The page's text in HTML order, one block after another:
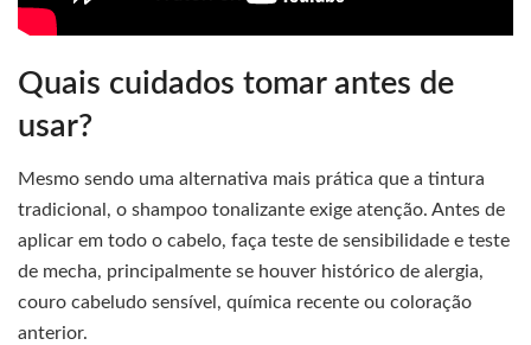
Quais cuidados tomar antes de
usar?
Mesmo sendo uma alternativa mais prática que a tintura
tradicional, o shampoo tonalizante exige atenção. Antes de
aplicar em todo o cabelo, faça teste de sensibilidade e teste
de mecha, principalmente se houver histórico de alergia,
couro cabeludo sensível, química recente ou coloração
anterior.